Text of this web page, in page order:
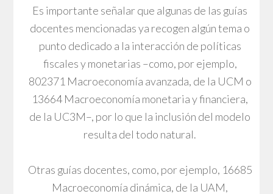
Es importante señalar que algunas de las guías
docentes mencionadas ya recogen algún tema o
punto dedicado a la interacción de políticas
fiscales y monetarias –como, por ejemplo,
802371 Macroeconomía avanzada, de la UCM o
13664 Macroeconomía monetaria y financiera,
de la UC3M–, por lo que la inclusión del modelo
resulta del todo natural.
Otras guías docentes, como, por ejemplo, 16685
Macroeconomía dinámica, de la UAM,